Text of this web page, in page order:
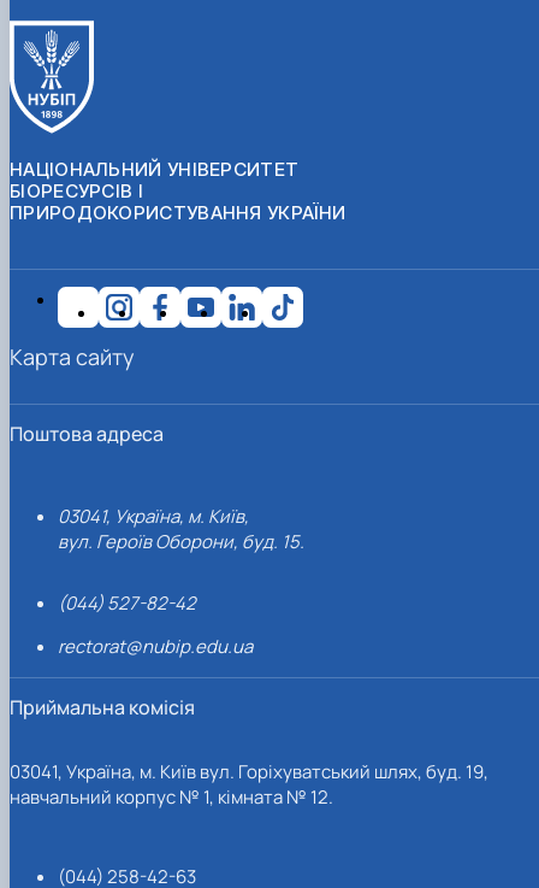
НАЦІОНАЛЬНИЙ УНІВЕРСИТЕТ
БІОРЕСУРСІВ І
ПРИРОДОКОРИСТУВАННЯ УКРАЇНИ
Поштова адреса
03041, Україна, м. Київ,
вул. Героїв Оборони, буд. 15.
(044) 527-82-42
rectorat@nubip.edu.ua
Приймальна комісія
03041, Україна, м. Київ вул. Горіхуватський шлях, буд. 19,
навчальний корпус № 1, кімната № 12.
(044) 258-42-63
Карта сайту